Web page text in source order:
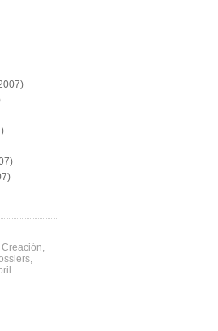
Creación,
,